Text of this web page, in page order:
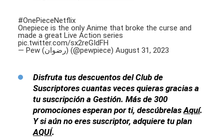
#OnePieceNetflix
Onepiece is the only Anime that broke the curse and
made a great Live Action series
pic.twitter.com/sx2reGIdFH
— Pew (رضوان) (@pewpiece) August 31, 2023
Disfruta tus descuentos del Club de
Suscriptores cuantas veces quieras gracias a
tu suscripción a Gestión. Más de 300
promociones esperan por ti, descúbrelasAquí.
Y si aún no eres suscriptor, adquiere tu plan
AQUÍ.